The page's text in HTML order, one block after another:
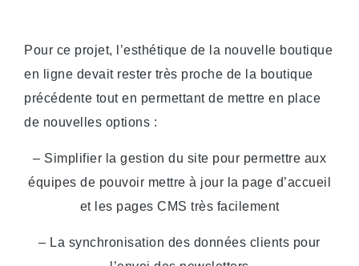
Pour ce projet, l’esthétique de la nouvelle boutique
en ligne devait rester très proche de la boutique
précédente tout en permettant de mettre en place
de nouvelles options :
– Simplifier la gestion du site pour permettre aux
équipes de pouvoir mettre à jour la page d’accueil
et les pages CMS très facilement
– La synchronisation des données clients pour